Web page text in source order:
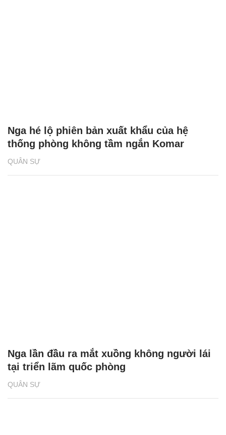
QUÂN SỰ
Nga hé lộ phiên bản xuất khẩu của hệ
thống phòng không tầm ngắn Komar
QUÂN SỰ
Nga lần đầu ra mắt xuồng không người lái
tại triển lãm quốc phòng